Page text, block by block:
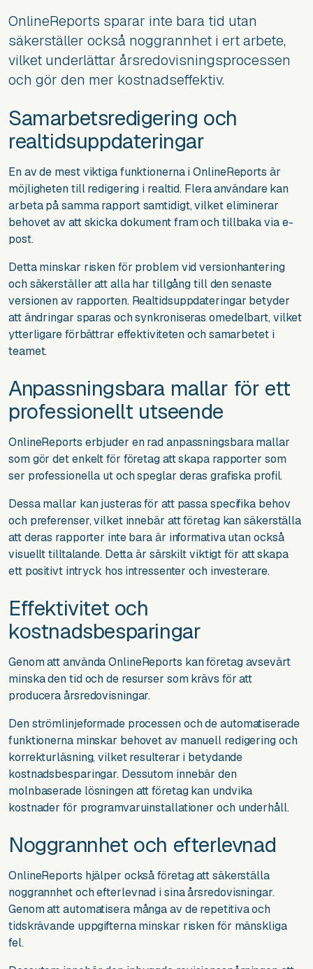
OnlineReports sparar inte bara tid utan
säkerställer också noggrannhet i ert arbete,
vilket underlättar årsredovisningsprocessen
och gör den mer kostnadseffektiv.
Samarbetsredigering och
realtidsuppdateringar
En av de mest viktiga funktionerna i OnlineReports är
möjligheten till redigering i realtid. Flera användare kan
arbeta på samma rapport samtidigt, vilket eliminerar
behovet av att skicka dokument fram och tillbaka via e-
post.
Detta minskar risken för problem vid versionhantering
och säkerställer att alla har tillgång till den senaste
versionen av rapporten. Realtidsuppdateringar betyder
att ändringar sparas och synkroniseras omedelbart, vilket
ytterligare förbättrar effektiviteten och samarbetet i
teamet.
Anpassningsbara mallar för ett
professionellt utseende
OnlineReports erbjuder en rad anpassningsbara mallar
som gör det enkelt för företag att skapa rapporter som
ser professionella ut och speglar deras grafiska profil.
Dessa mallar kan justeras för att passa specifika behov
och preferenser, vilket innebär att företag kan säkerställa
att deras rapporter inte bara är informativa utan också
visuellt tilltalande. Detta är särskilt viktigt för att skapa
ett positivt intryck hos intressenter och investerare.
Effektivitet och
kostnadsbesparingar
Genom att använda OnlineReports kan företag avsevärt
minska den tid och de resurser som krävs för att
producera årsredovisningar.
Den strömlinjeformade processen och de automatiserade
funktionerna minskar behovet av manuell redigering och
korrekturläsning, vilket resulterar i betydande
kostnadsbesparingar. Dessutom innebär den
molnbaserade lösningen att företag kan undvika
kostnader för programvaruinstallationer och underhåll.
Noggrannhet och efterlevnad
OnlineReports hjälper också företag att säkerställa
noggrannhet och efterlevnad i sina årsredovisningar.
Genom att automatisera många av de repetitiva och
tidskrävande uppgifterna minskar risken för mänskliga
fel.